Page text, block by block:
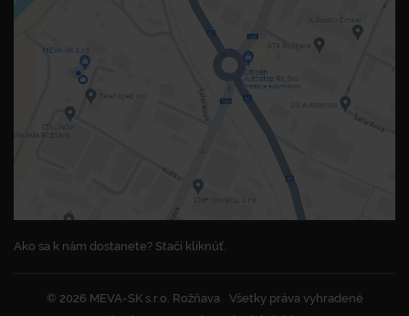
Ako sa k nám dostanete? Stačí kliknúť.
© 2026 MEVA-SK s.r.o. Rožňava
Všetky práva vyhradené